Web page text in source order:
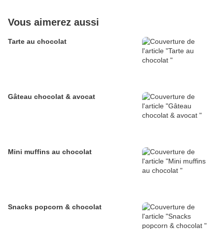
Vous aimerez aussi
Tarte au chocolat
Gâteau chocolat & avocat
Mini muffins au chocolat
Snacks popcorn & chocolat